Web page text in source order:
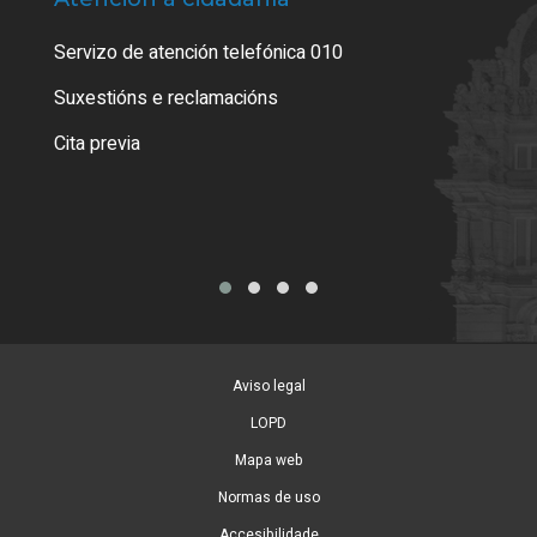
Servizo de atención telefónica 010
Suxestións e reclamacións
Cita previa
Aviso legal
LOPD
Mapa web
Normas de uso